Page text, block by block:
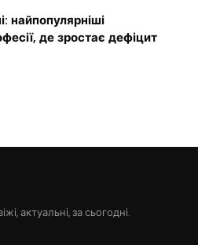
найпопулярніші
де зростає дефіцит
актуальні, за сьогодні.